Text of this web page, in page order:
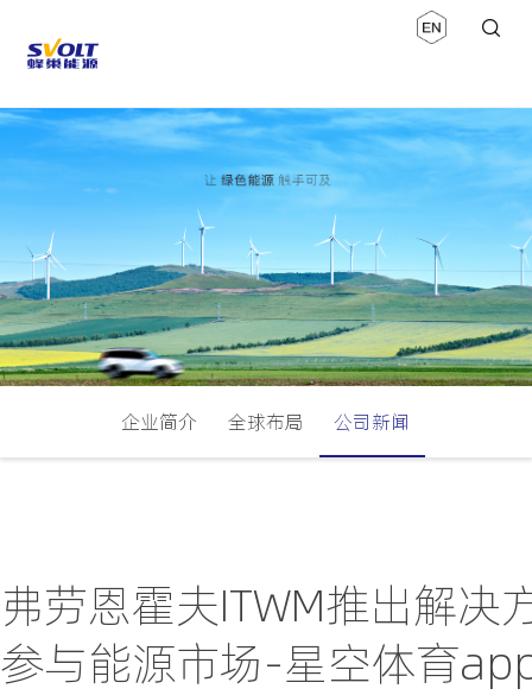
企业简介 全球布局 公司新闻
弗劳恩霍夫ITWM推出解
参与能源市场-星空体育